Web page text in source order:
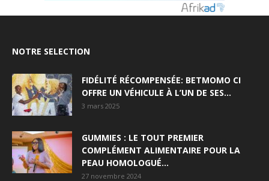
NOTRE SELECTION
FIDÉLITÉ RÉCOMPENSÉE: BETMOMO CI
OFFRE UN VÉHICULE À L’UN DE SES...
3 mars 2025
GUMMIES : LE TOUT PREMIER
COMPLÉMENT ALIMENTAIRE POUR LA
PEAU HOMOLOGUÉ...
27 novembre 2024